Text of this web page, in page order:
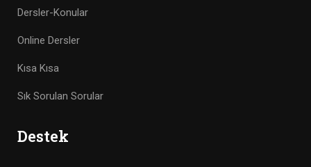
Dersler-Konular
Online Dersler
Kısa Kısa
Sık Sorulan Sorular
Destek